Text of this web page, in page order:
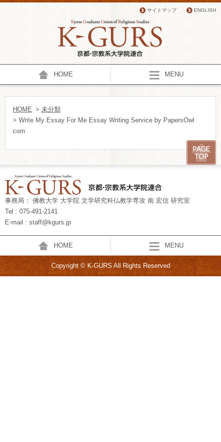
サイトマップ ENGLISH
HOME MENU
HOME > 未分類
> Write My Essay For Me Essay Writing Service by PapersOwl
com
事務局： 佛教大学 大学院 文学研究科仏教学専攻 南 宏信 研究室
Tel : 075-491-2141
E-mail : staff@kgurs.jp
HOME MENU
Copyright © K-GURS All Rights Reserved